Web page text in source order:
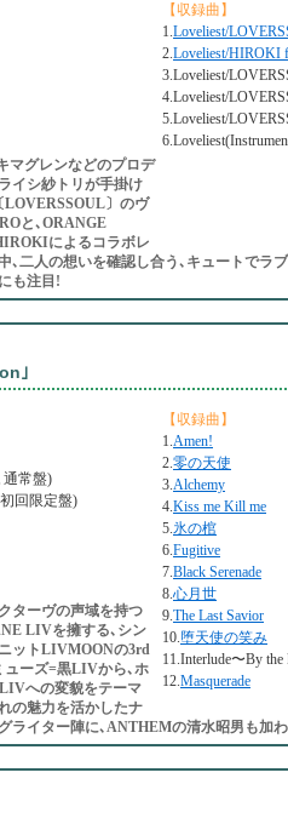
【収録曲】
1.Loveliest/
2.Loveliest/HIROKI
3.Loveliest/
4.Loveliest/
5.Loveliest/
マグレンなどのプロデ
イシ紗トリが手掛け
LOVERSSOUL〕のヴ
と､ORANGE
によるコラボレ
､二人の想いを確認し合う､キュートでラ
も注目!
｣
【収録曲】
1.Amen!
2.零の天使
3.Alchemy
4.Kiss me Kill me
5.氷の棺
6.Fugitive
7.Black Serenade
8.心月世
9.The Last Savior
10.堕天使の笑み
11.Interlude〜By the
12.Masquerade
通常盤)
回限定盤)
ターヴの声域を持つ
LIVを擁する､シン
ットLIVMOONの3rd
ューズ=黒LIVから､ホ
への変貌をテーマ
の魅力を活かしたナ
ライター陣に､ANTHEMの清水昭男も加